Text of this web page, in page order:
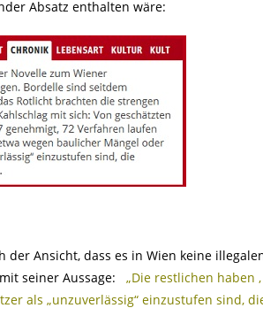
Absatz enthalten wäre:
der Ansicht, dass es in Wien keine
seiner Aussage:
„Die restlichen haben
als „unzuverlässig“ einzustufen sind,